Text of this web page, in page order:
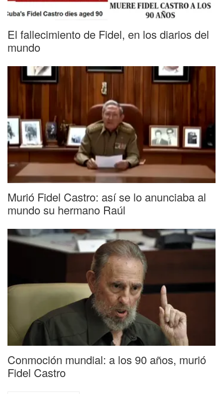
El fallecimiento de Fidel, en los diarios del
mundo
Murió Fidel Castro: así se lo anunciaba al
mundo su hermano Raúl
Conmoción mundial: a los 90 años, murió
Fidel Castro